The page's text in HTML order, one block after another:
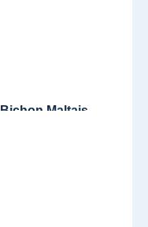
Bichon Maltais